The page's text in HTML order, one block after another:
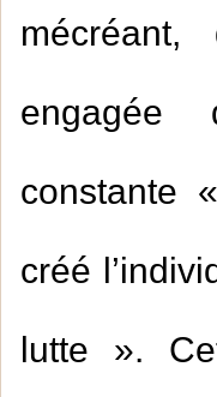
mécréant,
constante
créé
lutte ».